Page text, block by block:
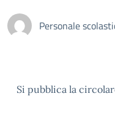
Personale
Si pubblica la